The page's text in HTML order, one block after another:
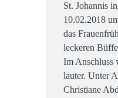
St. Johannis
10.02.2018
das
leckeren
Im Anschluss
lauter. Unter
Christiane